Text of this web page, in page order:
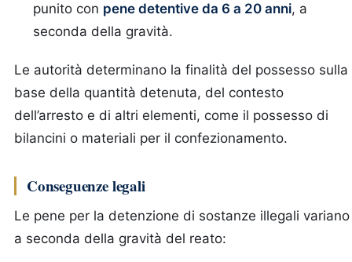
punito con pene detentive da 6 a 20 anni, a
seconda della gravità.
Le autorità determinano la finalità del possesso sulla
base della quantità detenuta, del contesto
dell’arresto e di altri elementi, come il possesso di
bilancini o materiali per il confezionamento.
Conseguenze legali
Le pene per la detenzione di sostanze illegali variano
a seconda della gravità del reato: